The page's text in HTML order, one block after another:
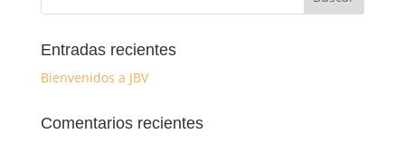
Entradas recientes
Bienvenidos a JBV
Comentarios recientes